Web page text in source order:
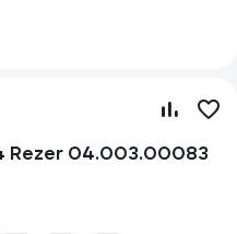
Rezer 04.003.00083